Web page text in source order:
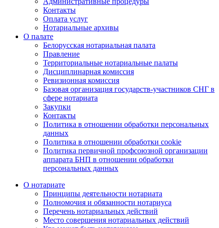
Контакты
Оплата услуг
Нотариальные архивы
О палате
Белорусская нотариальная палата
Правление
Территориальные нотариальные палаты
Дисциплинарная комиссия
Ревизионная комиссия
Базовая организация государств-участников СНГ в
сфере нотариата
Закупки
Контакты
Политика в отношении обработки персональных
данных
Политика в отношении обработки cookie
Политика первичной профсоюзной организации
аппарата БНП в отношении обработки
персональных данных
О нотариате
Принципы деятельности нотариата
Полномочия и обязанности нотариуса
Перечень нотариальных действий
Место совершения нотариальных действий